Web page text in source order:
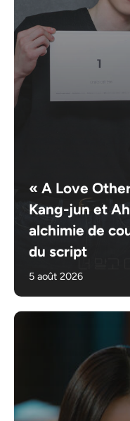
« A Love
Kang-jun et
alchimie de
du script
5 août 2026